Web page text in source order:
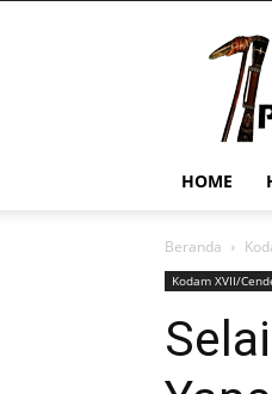
HOME
Beranda
Kodam XVII/